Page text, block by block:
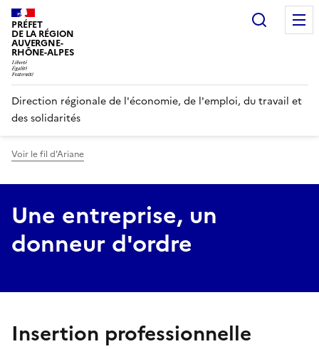
Panneau de gestion des cookies
PRÉFET
DE LA RÉGION
AUVERGNE-
RHÔNE-ALPES
Direction régionale de l'économie, de l'emploi, du travail et
des solidarités
Voir le fil d'Ariane
Une entreprise, un
donneur d'ordre
Insertion professionnelle